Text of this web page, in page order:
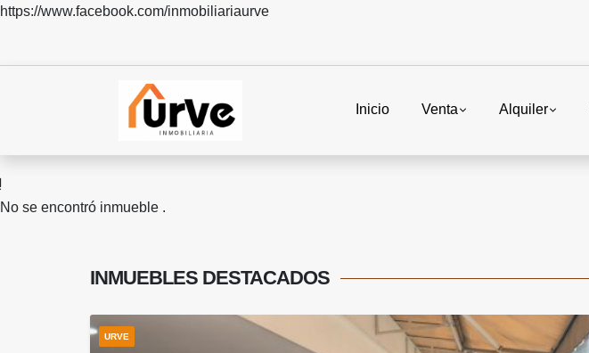
https://www.facebook.com/inmobiliariaurve
Inicio Venta Alquiler
No se encontró inmueble .
INMUEBLES DESTACADOS
URVE